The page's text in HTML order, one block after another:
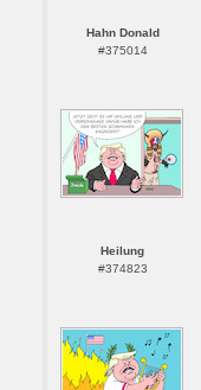
Hahn Donald
#375014
Heilung
#374823